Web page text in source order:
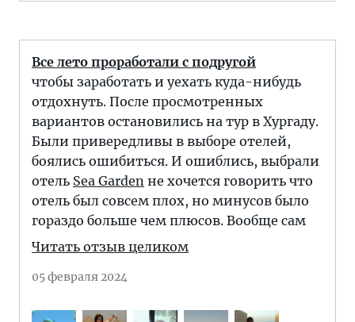
Все лето проработали с подругой
чтобы заработать и уехать куда-нибудь
отдохнуть. После просмотренных
вариантов остановились на тур в Хургаду.
Были привередливы в выборе отелей,
боялись ошибиться. И ошиблись, выбрали
отель Sea Garden не хочется говорить что
отель был совсем плох, но минусов было
гораздо больше чем плюсов. Вообще сам
Читать отзыв целиком
05 февраля 2024